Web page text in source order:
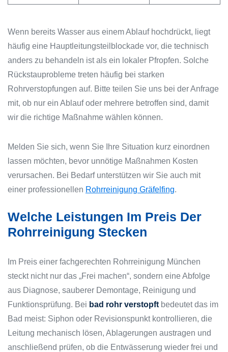
Wenn bereits Wasser aus einem Ablauf hochdrückt, liegt
häufig eine Hauptleitungsteilblockade vor, die technisch
anders zu behandeln ist als ein lokaler Pfropfen. Solche
Rückstauprobleme treten häufig bei starken
Rohrverstopfungen auf. Bitte teilen Sie uns bei der Anfrage
mit, ob nur ein Ablauf oder mehrere betroffen sind, damit
wir die richtige Maßnahme wählen können.
Melden Sie sich, wenn Sie Ihre Situation kurz einordnen
lassen möchten, bevor unnötige Maßnahmen Kosten
verursachen. Bei Bedarf unterstützen wir Sie auch mit
einer professionellen Rohrreinigung Gräfelfing.
Welche Leistungen Im Preis Der
Rohrreinigung Stecken
Im Preis einer fachgerechten Rohrreinigung München
steckt nicht nur das „Frei machen“, sondern eine Abfolge
aus Diagnose, sauberer Demontage, Reinigung und
Funktionsprüfung. Bei bad rohr verstopft bedeutet das im
Bad meist: Siphon oder Revisionspunkt kontrollieren, die
Leitung mechanisch lösen, Ablagerungen austragen und
anschließend prüfen, ob die Entwässerung wieder frei und